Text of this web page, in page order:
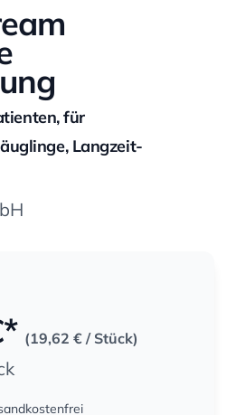
für
Langzeit-
(19,62 € / Stück)